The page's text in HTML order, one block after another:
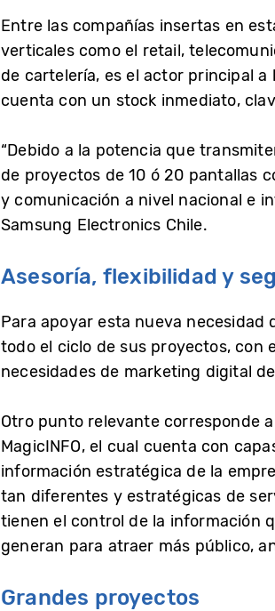
Entre las compañías insertas en
verticales como el retail,
de cartelería, es el actor principal
cuenta con un stock inmediato,
“Debido a la potencia que
de proyectos de 10 ó 20 pantallas
y comunicación a nivel nacional e
Samsung Electronics Chile.
Asesoría, flexibilidad y
Para apoyar esta nueva necesidad
todo el ciclo de sus proyectos, con
necesidades de marketing digital
Otro punto relevante corresponde
MagicINFO, el cual cuenta con
información estratégica de la
tan diferentes y estratégicas de
tienen el control de la información
generan para atraer más público,
Grandes proyectos